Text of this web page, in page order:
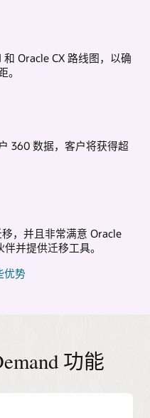
Oracle CX 路线图，以确
360 数据，客户将获得超
，并且非常满意 Oracle
并提供迁移工具。
优势
功能